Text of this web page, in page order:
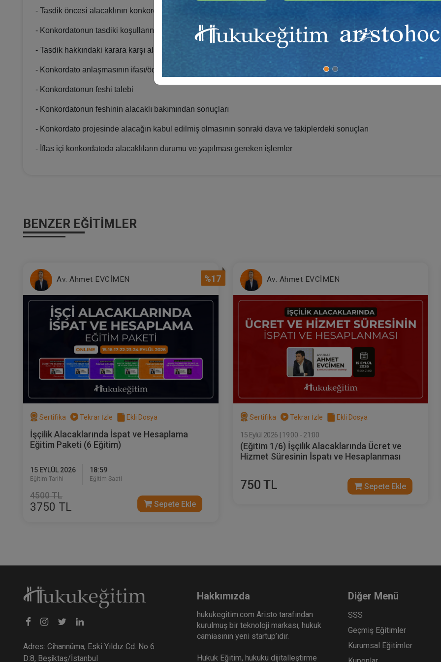
- Tasdik öncesi alacaklının konkordato projesinde (ödeme vadeleri ve tutarlarında) düzeltme yapılmasını isteme hakkı
- Konkordatonun tasdiki koşullarının incelenmesi
- Tasdik hakkındaki karara karşı alacaklıların kanun yoluna müracaat hakkı
- Konkordato anlaşmasının ifası/ödeme aşamasındaki haklar
- Konkordatonun feshi talebi
- Konkordatonun feshinin alacaklı bakımından sonuçları
- Konkordato projesinde alacağın kabul edilmiş olmasının sonraki dava ve takiplerdeki sonuçları
- İflas içi konkordatoda alacaklıların durumu ve yapılması gereken işlemler
BENZER EĞITIMLER
%17
Av. Ahmet EVCİMEN
Sertifika Tekrar İzle Ekli Dosya
İşçilik Alacaklarında İspat ve Hesaplama
Eğitim Paketi (6 Eğitim)
15 EYLÜL 2026
Eğitim Tarihi
18:59
Eğitim Saati
4500 TL
3750 TL Sepete Ekle
Av. Ahmet EVCİMEN
Sertifika Tekrar İzle Ekli Dosya
15 Eylül 2026 | 19:00 - 21:00
(Eğitim 1/6) İşçilik Alacaklarında Ücret ve
Hizmet Süresinin İspatı ve Hesaplanması
750 TL Sepete Ekle
Adres: Cihannüma, Eski Yıldız Cd. No 6
D:8, Beşiktaş/İstanbul
Hakkımızda
hukukegitim.com Aristo tarafından
kurulmuş bir teknoloji markası, hukuk
camiasının yeni startup’ıdır.
Hukuk Eğitim, hukuku dijitalleştirme
Diğer Menü
SSS
Geçmiş Eğitimler
Kurumsal Eğitimler